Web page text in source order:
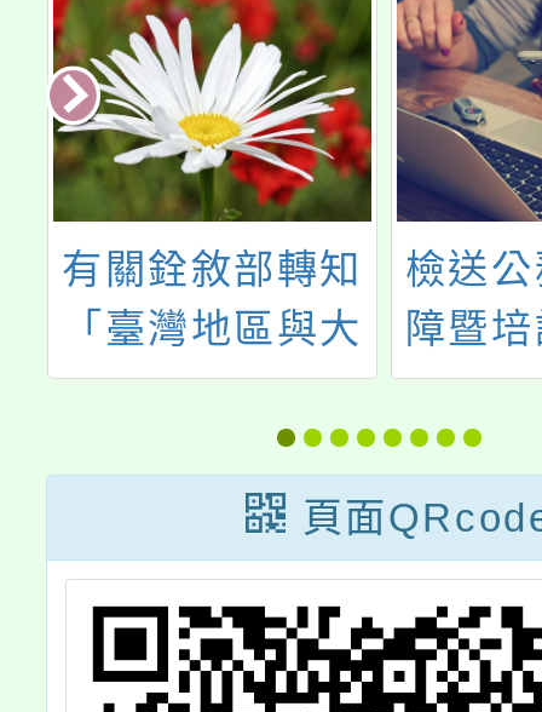
檢送公務人員保
障暨培訓委員會
製作之「公務人
員執行職務安全
及衛生防護辦法
問答集」1份
修正
府及
校公
員健
標準
「桃
所屬
工健
頁面